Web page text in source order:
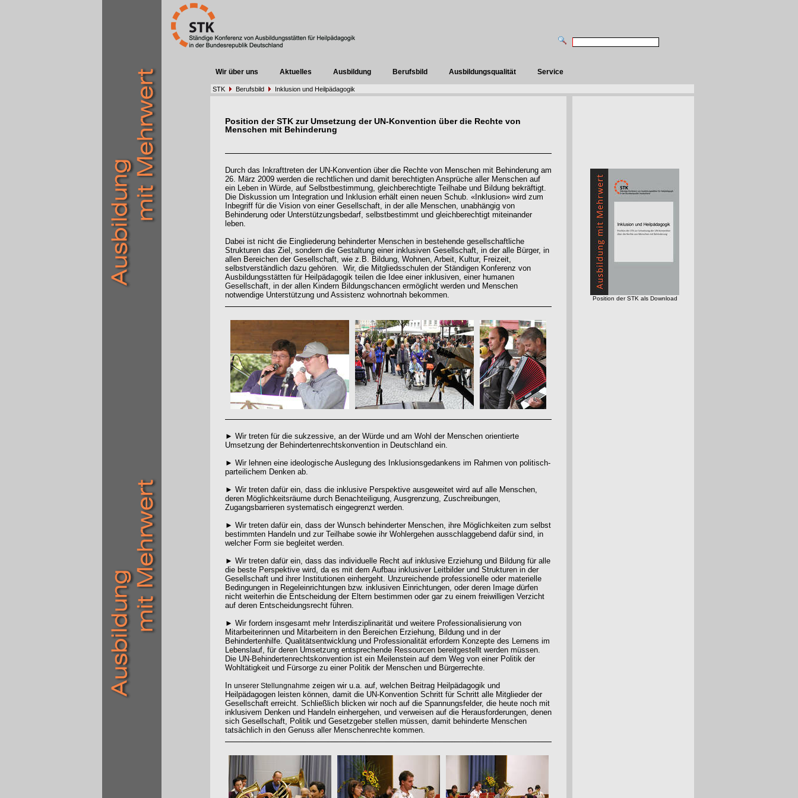
Wir über uns Aktuelles Ausbildung Berufsbild Ausbildungsqualität Service
STK Berufsbild Inklusion und Heilpädagogik
Position der STK zur Umsetzung der UN-Konvention über die Rechte von
Menschen mit Behinderung
Durch das Inkrafttreten der UN-Konvention über die Rechte von Menschen mit Behinderung am
26. März 2009 werden die rechtlichen und damit berechtigten Ansprüche aller Menschen auf
ein Leben in Würde, auf Selbstbestimmung, gleichberechtigte Teilhabe und Bildung bekräftigt.
Die Diskussion um Integration und Inklusion erhält einen neuen Schub. «Inklusion» wird zum
Inbegriff für die Vision von einer Gesellschaft, in der alle Menschen, unabhängig von
Behinderung oder Unterstützungsbedarf, selbstbestimmt und gleichberechtigt miteinander
leben.
Dabei ist nicht die Eingliederung behinderter Menschen in bestehende gesellschaftliche
Strukturen das Ziel, sondern die Gestaltung einer inklusiven Gesellschaft, in der alle Bürger, in
allen Bereichen der Gesellschaft, wie z.B. Bildung, Wohnen, Arbeit, Kultur, Freizeit,
selbstverständlich dazu gehören. Wir, die Mitgliedsschulen der Ständigen Konferenz von
Ausbildungsstätten für Heilpädagogik teilen die Idee einer inklusiven, einer humanen
Gesellschaft, in der allen Kindern Bildungschancen ermöglicht werden und Menschen
notwendige Unterstützung und Assistenz wohnortnah bekommen.
► Wir treten für die sukzessive, an der Würde und am Wohl der Menschen orientierte
Umsetzung der Behindertenrechtskonvention in Deutschland ein.
► Wir lehnen eine ideologische Auslegung des Inklusionsgedankens im Rahmen von politisch-
parteilichem Denken ab.
► Wir treten dafür ein, dass die inklusive Perspektive ausgeweitet wird auf alle Menschen,
deren Möglichkeitsräume durch Benachteiligung, Ausgrenzung, Zuschreibungen,
Zugangsbarrieren systematisch eingegrenzt werden.
► Wir treten dafür ein, dass der Wunsch behinderter Menschen, ihre Möglichkeiten zum selbst
bestimmten Handeln und zur Teilhabe sowie ihr Wohlergehen ausschlaggebend dafür sind, in
welcher Form sie begleitet werden.
► Wir treten dafür ein, dass das individuelle Recht auf inklusive Erziehung und Bildung für alle
die beste Perspektive wird, da es mit dem Aufbau inklusiver Leitbilder und Strukturen in der
Gesellschaft und ihrer Institutionen einhergeht. Unzureichende professionelle oder materielle
Bedingungen in Regeleinrichtungen bzw. inklusiven Einrichtungen, oder deren Image dürfen
nicht weiterhin die Entscheidung der Eltern bestimmen oder gar zu einem freiwilligen Verzicht
auf deren Entscheidungsrecht führen.
► Wir fordern insgesamt mehr Interdisziplinarität und weitere Professionalisierung von
Mitarbeiterinnen und Mitarbeitern in den Bereichen Erziehung, Bildung und in der
Behindertenhilfe. Qualitätsentwicklung und Professionalität erfordern Konzepte des Lernens im
Lebenslauf, für deren Umsetzung entsprechende Ressourcen bereitgestellt werden müssen.
Die UN-Behindertenrechtskonvention ist ein Meilenstein auf dem Weg von einer Politik der
Wohltätigkeit und Fürsorge zu einer Politik der Menschen und Bürgerrechte.
In unserer Stellungnahme zeigen wir u.a. auf, welchen Beitrag Heilpädagogik und
Heilpädagogen leisten können, damit die UN-Konvention Schritt für Schritt alle Mitglieder der
Gesellschaft erreicht. Schließlich blicken wir noch auf die Spannungsfelder, die heute noch mit
inklusivem Denken und Handeln einhergehen, und verweisen auf die Herausforderungen, denen
sich Gesellschaft, Politik und Gesetzgeber stellen müssen, damit behinderte Menschen
tatsächlich in den Genuss aller Menschenrechte kommen.
Position der STK als Download